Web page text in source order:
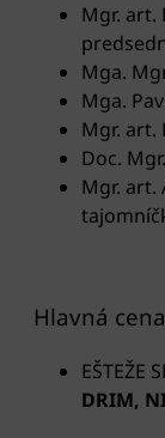
Mgr. art.
Mga.
Mga.
Mgr. art.
Doc.
Mgr. art.
Hlavná
EŠTEŽE
DRIM,